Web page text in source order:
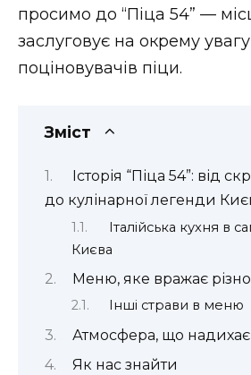
просимо до “Піца 54” —
заслуговує на окрему увагу
поціновувачів піци.
Зміст
Історія “Піца 54”: від
до кулінарної легенди
Італійська кухня в
Києва
Меню, яке вражає
Інші страви в меню
Атмосфера, що надихає
Як нас знайти